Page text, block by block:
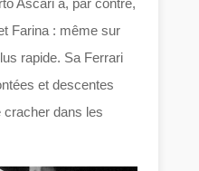
Ascari a, par contre,
Farina : même sur
rapide. Sa Ferrari
et descentes
cracher dans les